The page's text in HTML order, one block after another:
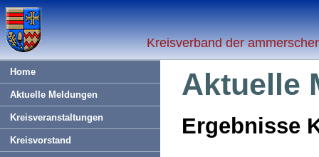
Kreisverband der
Aktuelle
Ergebnisse
Home
Aktuelle Meldungen
Kreisveranstaltungen
Kreisvorstand